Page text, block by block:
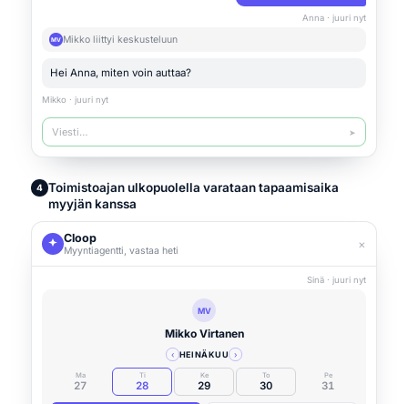
Anna · juuri nyt
MV Mikko liittyi keskusteluun
Hei Anna, miten voin auttaa?
Mikko · juuri nyt
Viesti… ➤
4 Toimistoajan ulkopuolella varataan tapaamisaika
myyjän kanssa
Cloop
Myyntiagentti, vastaa heti ×
Sinä · juuri nyt
MV
Mikko Virtanen
‹ HEINÄKUU ›
Ma
27
Ti
28
Ke
29
To
30
Pe
31